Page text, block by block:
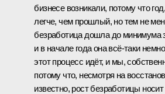
бизнесе возникали, потому что
легче, чем прошлый, но тем не
безработица дошла до минимума
и в начале года она всё‑таки
этот процесс идёт, и мы,
потому что, несмотря на
известно, рост безработицы